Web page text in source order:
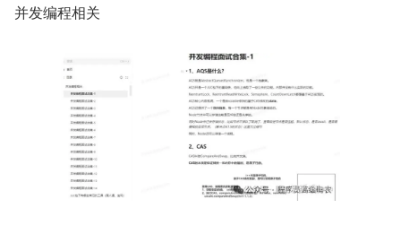
并发编程相关